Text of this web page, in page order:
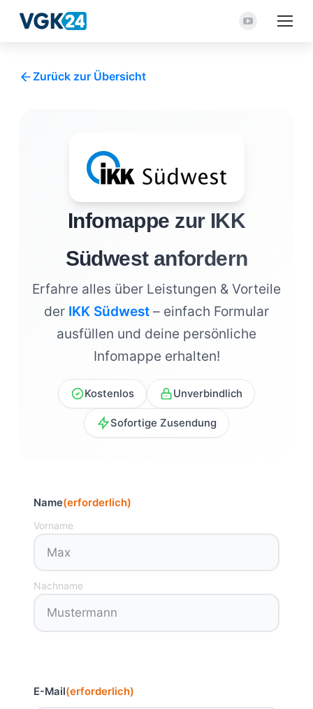
YouTube
Zurück zur Übersicht
Infomappe zur IKK
Südwest anfordern
Erfahre alles über Leistungen & Vorteile
der IKK Südwest – einfach Formular
ausfüllen und deine persönliche
Infomappe erhalten!
Kostenlos Unverbindlich
Sofortige Zusendung
Name(erforderlich)
Vorname
Nachname
E-Mail(erforderlich)